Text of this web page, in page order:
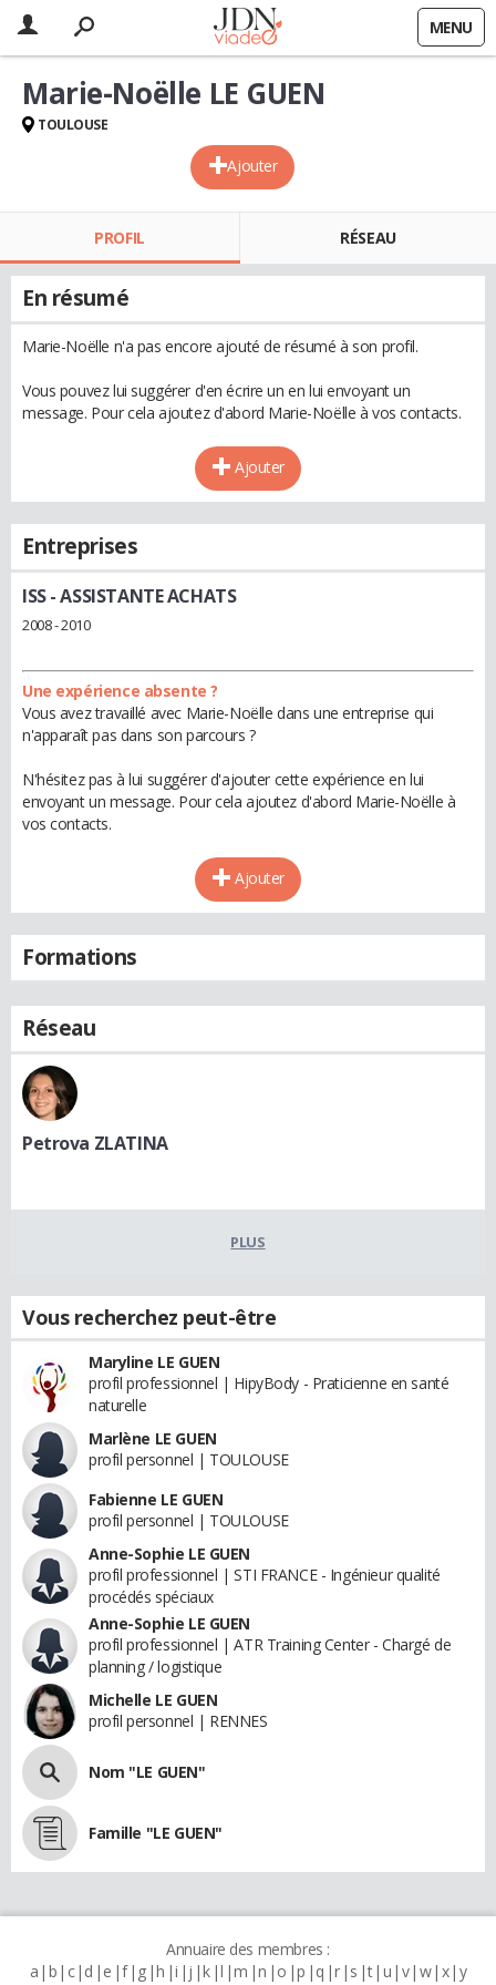
MENU
Ajouter
Marie-Noëlle LE GUEN
TOULOUSE
PROFIL RÉSEAU
En résumé
Marie-Noëlle n'a pas encore ajouté de résumé à son profil.
Vous pouvez lui suggérer d'en écrire un en lui envoyant un
message. Pour cela ajoutez d'abord Marie-Noëlle à vos contacts.
Ajouter
Entreprises
ISS- ASSISTANTE ACHATS
2008 - 2010
Une expérience absente ?
Vous avez travaillé avec Marie-Noëlle dans une entreprise qui
n'apparaît pas dans son parcours ?
N'hésitez pas à lui suggérer d'ajouter cette expérience en lui
envoyant un message. Pour cela ajoutez d'abord Marie-Noëlle à
vos contacts.
Ajouter
Formations
Réseau
Petrova ZLATINA
PLUS
Vous recherchez peut-être
Maryline LE GUEN
profil professionnel | HipyBody - Praticienne en santé
naturelle
Marlène LE GUEN
profil personnel | TOULOUSE
Fabienne LE GUEN
profil personnel | TOULOUSE
Anne-Sophie LE GUEN
profil professionnel | STI FRANCE - Ingénieur qualité
procédés spéciaux
Anne-Sophie LE GUEN
profil professionnel | ATR Training Center - Chargé de
planning / logistique
Michelle LE GUEN
profil personnel | RENNES
Nom "LE GUEN"
Famille "LE GUEN"
Annuaire des membres :
a b c d e f g h i j k l m n o p q r s t u v w x y